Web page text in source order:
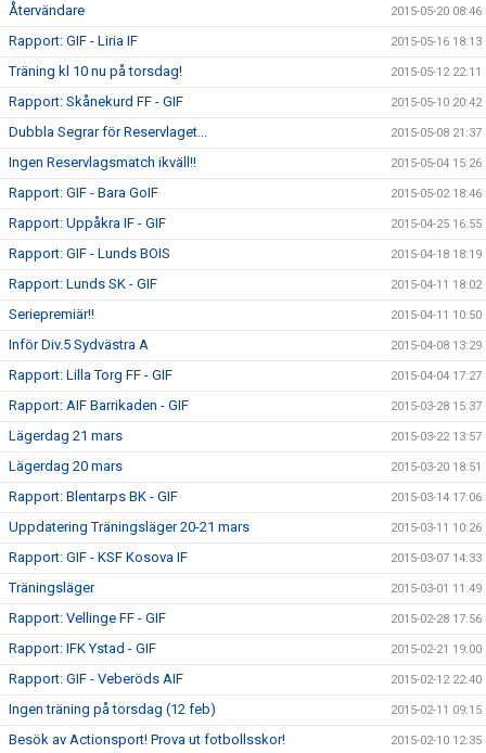
Återvändare 2015-05-20 08:46
Rapport: GIF - Liria IF 2015-05-16 18:13
Träning kl 10 nu på torsdag! 2015-05-12 22:11
Rapport: Skånekurd FF - GIF 2015-05-10 20:42
Dubbla Segrar för Reservlaget... 2015-05-08 21:37
Ingen Reservlagsmatch ikväll!! 2015-05-04 15:26
Rapport: GIF - Bara GoIF 2015-05-02 18:46
Rapport: Uppåkra IF - GIF 2015-04-25 16:55
Rapport: GIF - Lunds BOIS 2015-04-18 18:19
Rapport: Lunds SK - GIF 2015-04-11 18:02
Seriepremiär!! 2015-04-11 10:50
Inför Div.5 Sydvästra A 2015-04-08 13:29
Rapport: Lilla Torg FF - GIF 2015-04-04 17:27
Rapport: AIF Barrikaden - GIF 2015-03-28 15:37
Lägerdag 21 mars 2015-03-22 13:57
Lägerdag 20 mars 2015-03-20 18:51
Rapport: Blentarps BK - GIF 2015-03-14 17:06
Uppdatering Träningsläger 20-21 mars 2015-03-11 10:26
Rapport: GIF - KSF Kosova IF 2015-03-07 14:33
Träningsläger 2015-03-01 11:49
Rapport: Vellinge FF - GIF 2015-02-28 17:56
Rapport: IFK Ystad - GIF 2015-02-21 19:00
Rapport: GIF - Veberöds AIF 2015-02-12 22:40
Ingen träning på torsdag (12 feb) 2015-02-11 09:15
Besök av Actionsport! Prova ut fotbollsskor! 2015-02-10 12:35